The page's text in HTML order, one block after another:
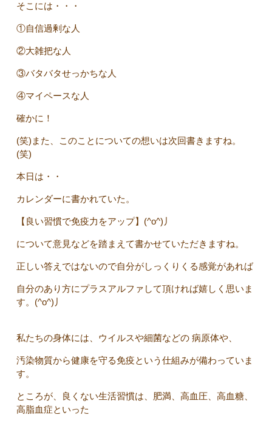
そこには・・・
①自信過剰な人
②大雑把な人
③バタバタせっかちな人
④マイペースな人
確かに！
(笑)また、このことについての想いは次回書きますね。
(笑)
本日は・・
カレンダーに書かれていた。
【良い習慣で免疫力をアップ】(^o^)丿
について意見などを踏まえて書かせていただきますね。
正しい答えではないので自分がしっくりくる感覚があれば
自分のあり方にプラスアルファして頂ければ嬉しく思いま
す。(^o^)丿
私たちの身体には、ウイルスや細菌などの 病原体や、
汚染物質から健康を守る免疫という仕組みが備わっていま
す。
ところが、良くない生活習慣は、肥満、高血圧、高血糖、
高脂血症といった